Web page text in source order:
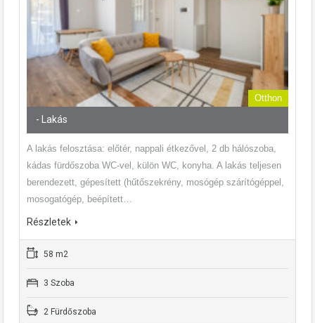
Otthon
- Lakás
A lakás felosztása: előtér, nappali étkezővel, 2 db hálószoba,
kádas fürdőszoba WC-vel, külön WC, konyha. A lakás teljesen
berendezett, gépesített (hűtőszekrény, mosógép szárítógéppel,
mosogatógép, beépített…
Részletek
58 m2
3 Szoba
2 Fürdőszoba